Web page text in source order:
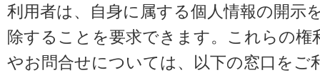
利用者は、自身に属する個人情報の開示
除することを要求できます。これらの権
やお問合せについては、以下の窓口をご